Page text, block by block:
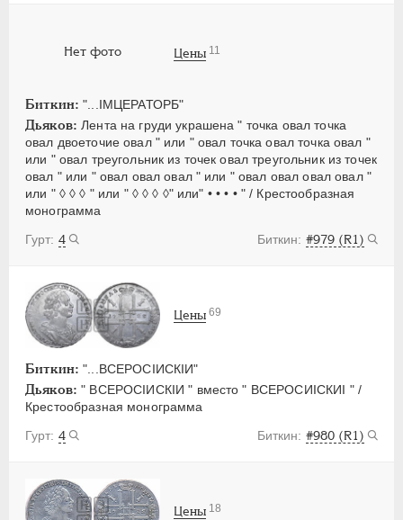
Нет фото
Биткин: "...IМЦЕРАТОРБ"
Дьяков: Лента на груди украшена " точка овал точка
овал двоеточие овал " или " овал точка овал точка овал "
или " овал треугольник из точек овал треугольник из точек
овал " или " овал овал овал " или " овал овал овал овал "
или " ◊ ◊ ◊ " или " ◊ ◊ ◊ ◊" или" • • • • " / Крестообразная
монограмма
4
#979 (R1)
Цены 11
Биткин: "...ВСЕРОСIИСКIИ"
Дьяков: " ВСЕРОСIИСКIИ " вместо " ВСЕРОСИIСКИI " /
Крестообразная монограмма
4
#980 (R1)
Цены 69
Цены 18